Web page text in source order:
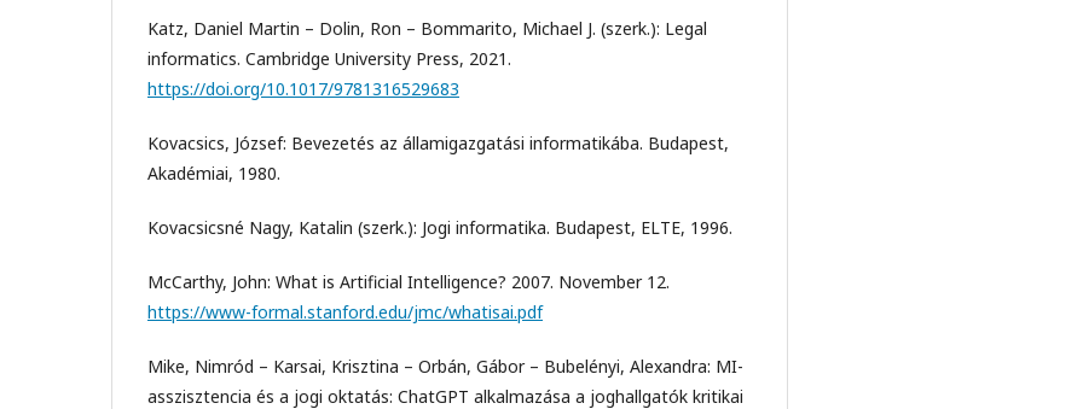
Katz, Daniel Martin – Dolin, Ron – Bommarito, Michael J. (szerk.): Legal
informatics. Cambridge University Press, 2021.
https://doi.org/10.1017/9781316529683
Kovacsics, József: Bevezetés az államigazgatási informatikába. Budapest,
Akadémiai, 1980.
Kovacsicsné Nagy, Katalin (szerk.): Jogi informatika. Budapest, ELTE, 1996.
McCarthy, John: What is Artificial Intelligence? 2007. November 12.
https://www-formal.stanford.edu/jmc/whatisai.pdf
Mike, Nimród – Karsai, Krisztina – Orbán, Gábor – Bubelényi, Alexandra: MI-
asszisztencia és a jogi oktatás: ChatGPT alkalmazása a joghallgatók kritikai